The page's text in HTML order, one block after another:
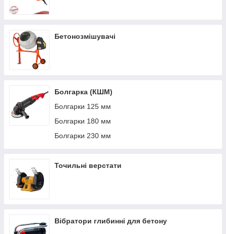
Бетонозмішувачі
Болгарка (КШМ)
Болгарки 125 мм
Болгарки 180 мм
Болгарки 230 мм
Точильні верстати
Вібратори глибинні для бетону